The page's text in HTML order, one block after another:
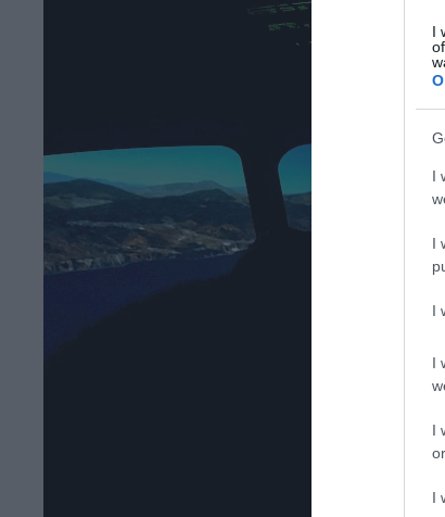
I
I
I
I
I
I
I